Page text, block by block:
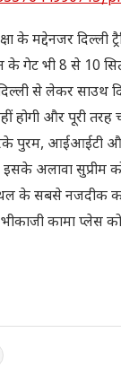
के मद्देनजर दिल्ली
के गेट भी 8 से 10
से लेकर साउथ
होगी और पूरी तरह
आरके पुरम, आईआईटी
अलावा सुप्रीम
के सबसे नजदीक का
कामा प्लेस को